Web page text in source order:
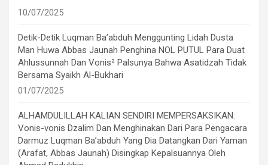
10/07/2025
Detik-Detik Luqman Ba’abduh Menggunting Lidah Dusta
Man Huwa Abbas Jaunah Penghina NOL PUTUL Para Duat
Ahlussunnah Dan Vonis² Palsunya Bahwa Asatidzah Tidak
Bersama Syaikh Al-Bukhari
01/07/2025
ALHAMDULILLAH KALIAN SENDIRI MEMPERSAKSIKAN:
Vonis-vonis Dzalim Dan Menghinakan Dari Para Pengacara
Darmuz Luqman Ba’abduh Yang Dia Datangkan Dari Yaman
(Arafat, Abbas Jaunah) Disingkap Kepalsuannya Oleh